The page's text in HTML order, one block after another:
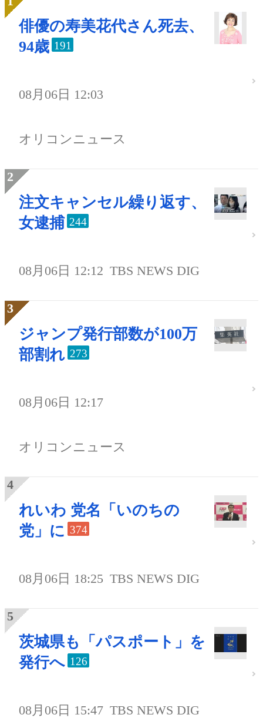
俳優の寿美花代さん死去、
94歳 191
08月06日 12:03
オリコンニュース
注文キャンセル繰り返す、
女逮捕 244
08月06日 12:12 TBS NEWS DIG
ジャンプ発行部数が100万
部割れ 273
08月06日 12:17
オリコンニュース
れいわ 党名「いのちの
党」に 374
08月06日 18:25 TBS NEWS DIG
茨城県も「パスポート」を
発行へ 126
08月06日 15:47 TBS NEWS DIG